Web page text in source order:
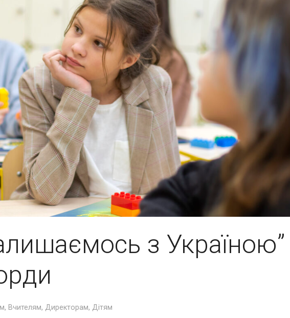
з Україною”
, Вчителям, Директорам, Дітям